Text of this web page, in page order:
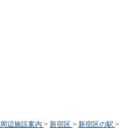
周辺施設案内 > 新宿区 > 新宿区の駅 >